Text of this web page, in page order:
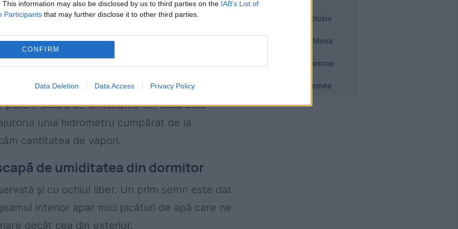
This information may also be disclosed by us to third parties on the IAB’s List of
Participants that may further disclose it to other third parties.
CONFIRM
Data Deletion Data Access Privacy Policy
ținem sub control umiditatea din casă.
aerul din încăperi, însă sunt și modalități
putem scăpa deumiditatea din casă este
unui hidrometru cumpărat de la
cantitatea de vapori.
de umiditatea din dormitor
și cu ochiul liber. Un prim semn este dat
interior apar mici picături de apă care ne
decât cea din exterior.
Exclusiv
Moldova
Horoscop
Vremea